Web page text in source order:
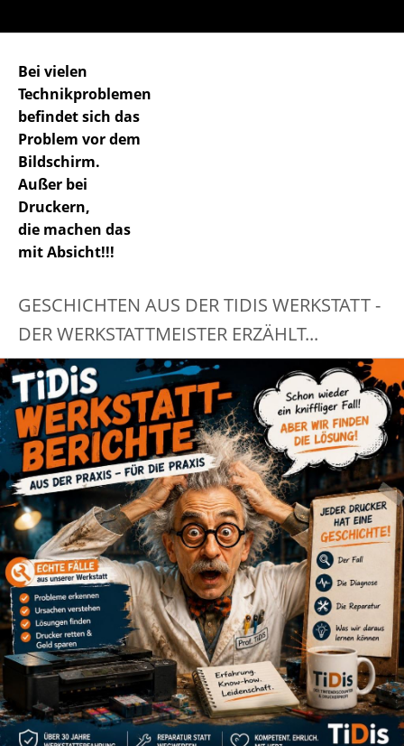
Bei vielen
Technikproblemen
befindet sich das
Problem vor dem
Bildschirm.
Außer bei
Druckern,
die machen das
mit Absicht!!!
GESCHICHTEN AUS DER TIDIS WERKSTATT -
DER WERKSTATTMEISTER ERZÄHLT...